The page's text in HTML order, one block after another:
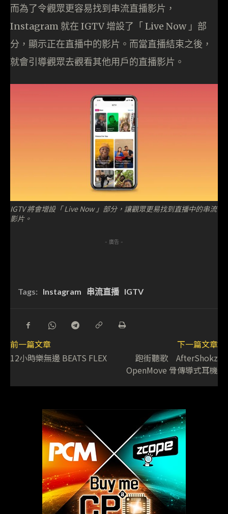
而為了令觀眾更容易找到串流直播影片，
Instagram 就在 IGTV 增設了「 Live Now 」部
分，顯示正在直播中的影片。而當直播結束之後，
就會引導觀眾去觀看其他用戶的直播影片。
IGTV 將會增設「 Live Now 」部分，讓觀眾更易找到直播中的串流
影片。
- 廣告 -
Tags: Instagram 串流直播 IGTV
前一篇文章
12小時樂無邊 BEATS FLEX
下一篇文章
跑街聽歌 AfterShokz
OpenMove 骨傳導式耳機